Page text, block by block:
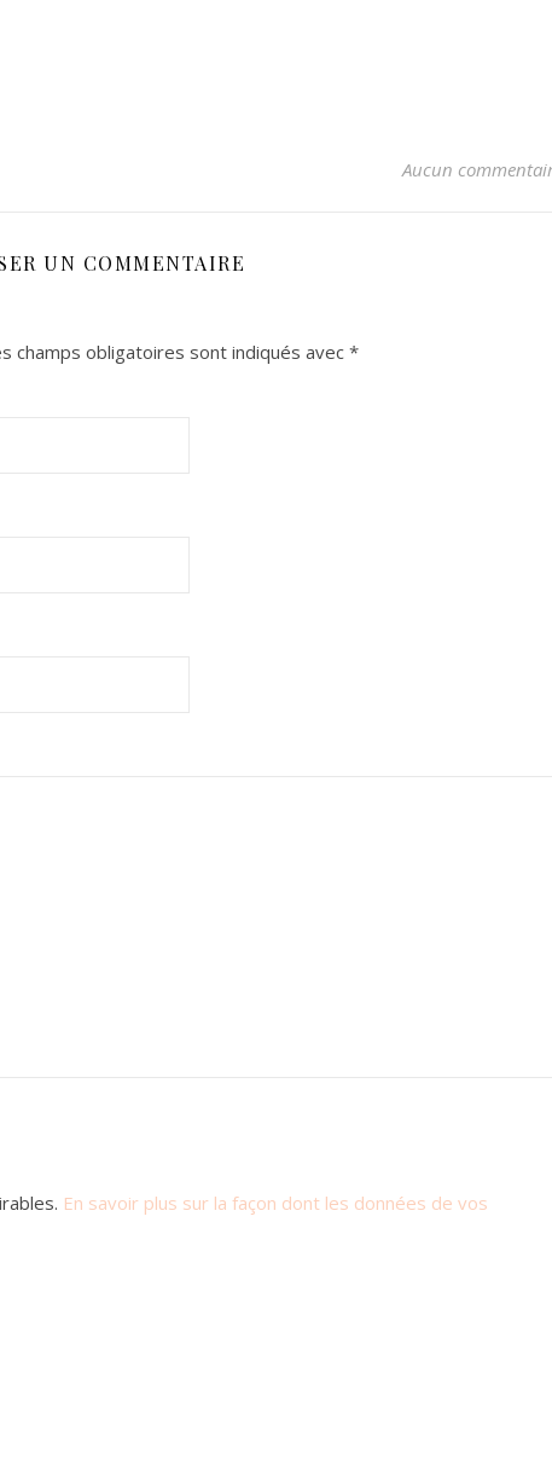
Aucun
UN COMMENTAIRE
champs obligatoires sont indiqués avec *
En savoir plus sur la façon dont les données de vos